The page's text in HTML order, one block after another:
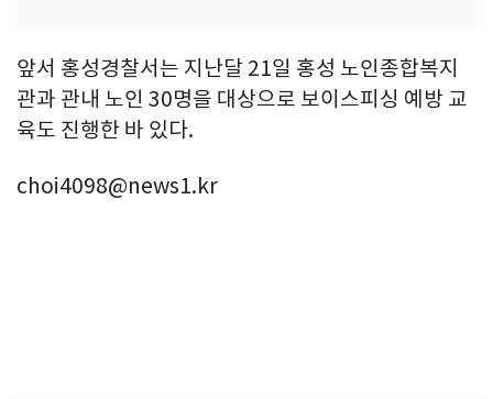
앞서 홍성경찰서는 지난달 21일 홍성 노인종합복지
관과 관내 노인 30명을 대상으로 보이스피싱 예방 교
육도 진행한 바 있다.
choi4098@news1.kr